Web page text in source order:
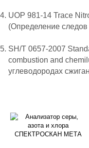
UOP 981-14 Trace
(Определение
SH/T 0657-2007
combustion and
углеводородах